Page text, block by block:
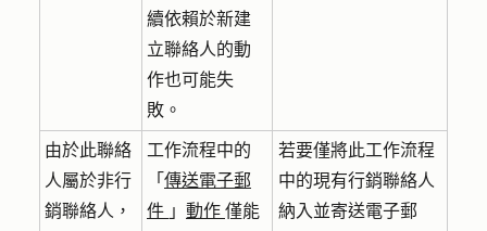
續依賴於新建
立聯絡人的動
作也可能失
敗。
由於此聯絡
人屬於非行
銷聯絡人，
工作流程中的
「 傳送電子郵
件 」 動作 僅能
若要僅將此工作流程
中的現有行銷聯絡人
納入並寄送電子郵